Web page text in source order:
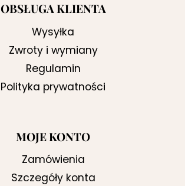
OBSŁUGA KLIENTA
Wysyłka
Zwroty i wymiany
Regulamin
Polityka prywatności
MOJE KONTO
Zamówienia
Szczegóły konta